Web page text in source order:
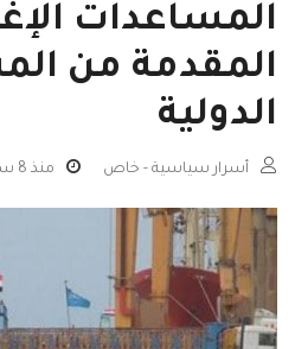
المساعدات
المقدمة من
الدولية
أسرار سياسية - خاص منذ 8 سنوات